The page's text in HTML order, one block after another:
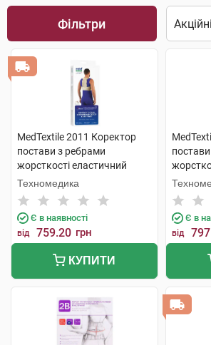
Фільтри
MedTextile 2011 Коректор
постави з ребрами
жорсткості еластичний
розмір L 1 шт
Техномедика
Є в наявності
від 759.20 грн
КУПИТИ
розмір
Є в
від